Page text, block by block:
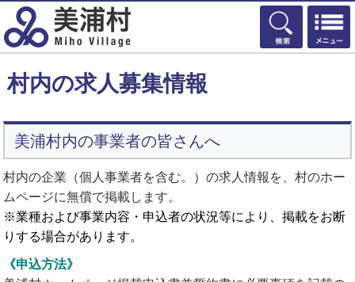
検索
村内の求人募集情報
美浦村内の事業者の皆さんへ
村内の企業（個人事業者を含む。）の求人情報を、村のホー
ムページに無償で掲載します。
※業種および事業内容・申込者の状況等により、掲載をお断
りする場合があります。
《申込方法》